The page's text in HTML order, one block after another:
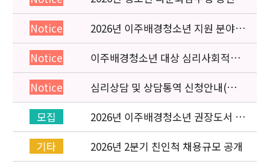
프로그램 「다가감」신청기관 안내
Notice
2026년 이주배경청소년 지원 분야
종사자 역량강화 교육 일정 안내
Notice
이주배경청소년 대상 심리사회적응
검사 연수동영상 개편 안내
Notice
심리상담 및 상담통역 신청안내(의뢰
서첨부)
모집
2026년 이주배경청소년 권장도서 목
록 구성을 위한 청소년 참여 이벤트
안내
기타
2026년 2분기 친인척 채용규모 공개